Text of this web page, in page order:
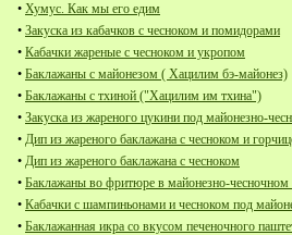
• Хумус. Как мы его едим
• Закуска из кабачков с чесноком и помидорами
• Кабачки жареные с чесноком и укропом
• Баклажаны с майонезом ( Хацилим бэ-майонез)
• Баклажаны с тхиной ("Хацилим им тхина")
• Закуска из жареного цукини под майонезно-
• Дип из жареного баклажана с чесноком и
• Дип из жареного баклажана с чесноком
• Баклажаны во фритюре в майонезно-чесночном
• Кабачки с шампиньонами и чесноком под
• Баклажанная икра со вкусом печеночного